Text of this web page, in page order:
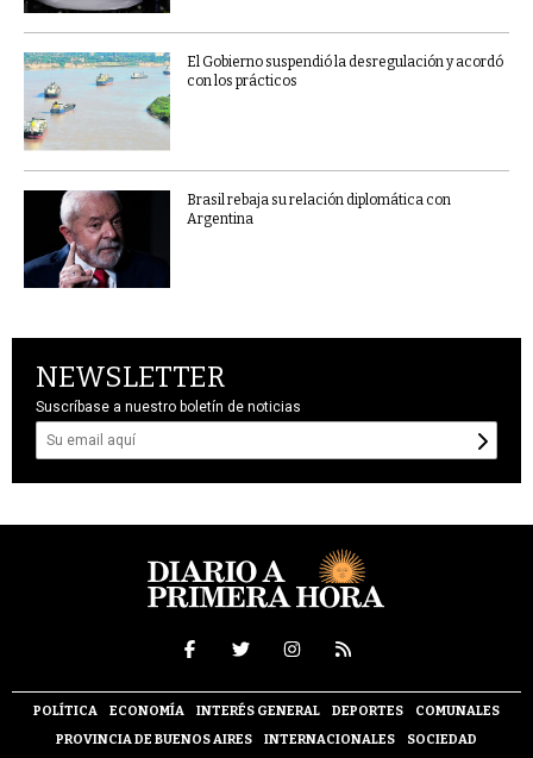
El Gobierno suspendió la desregulación y acordó
con los prácticos
Brasil rebaja su relación diplomática con
Argentina
NEWSLETTER
Suscríbase a nuestro boletín de noticias
POLÍTICA ECONOMÍA INTERÉS GENERAL DEPORTES
COMUNALES
PROVINCIA DE BUENOS AIRES
INTERNACIONALES SOCIEDAD